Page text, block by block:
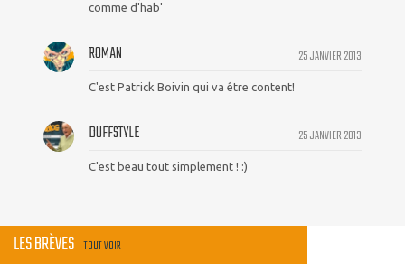
comme d'hab'
25 JANVIER 2013
ROMAN
C'est Patrick Boivin qui va être content!
25 JANVIER 2013
DUFFSTYLE
C'est beau tout simplement ! :)
LES BRÈVES TOUT VOIR